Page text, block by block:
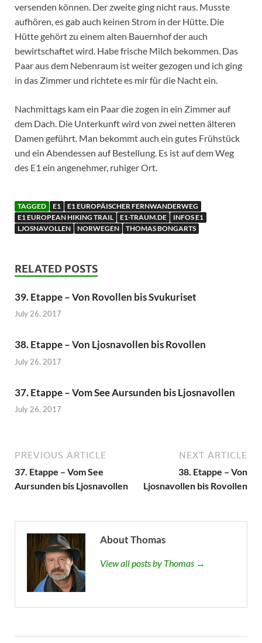
versenden können. Der zweite ging nicht raus. Musste
aufhören, es gab auch keinen Strom in der Hütte. Die
Hütte gehört zu einem alten Bauernhof der auch
bewirtschaftet wird. Habe frische Milch bekommen. Das
Paar aus dem Nebenraum ist weiter gezogen und ich ging
in das Zimmer und richtete es mir für die Nacht ein.
Nachmittags kam ein Paar die zogen in ein Zimmer auf
dem Dach. Die Unterkunft wird von zwei netten älteren
Damen geführt. Man bekommt auch ein gutes Frühstück
und ein Abendessen auf Bestellung. Es ist auf dem Weg
des E1 ein angenehmer, ruhiger Ort.
TAGGED E1
E1 EUROPÄISCHER FERNWANDERWEG
E1 EUROPEAN HIKING TRAIL
E1-TRAUM.DE
INFOS E1
LJOSNAVOLLEN
NORWEGEN THOMAS BONGARTS
RELATED POSTS
39. Etappe – Von Rovollen bis Svukuriset
July 26, 2017
38. Etappe – Von Ljosnavollen bis Rovollen
July 26, 2017
37. Etappe – Vom See Aursunden bis Ljosnavollen
July 26, 2017
PREVIOUS ARTICLE
37. Etappe – Vom See
Aursunden bis Ljosnavollen
NEXT ARTICLE
38. Etappe – Von
Ljosnavollen bis Rovollen
About Thomas
View all posts by Thomas →